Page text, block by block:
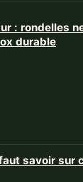
: rondelles
durable
savoir sur